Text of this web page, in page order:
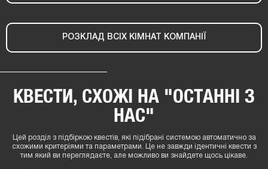
РОЗКЛАД ВСІХ КІМНАТ КОМПАНІЇ
КВЕСТИ, СХОЖІ НА "ОСТАННІ З
НАС"
Цей розділ з підбіркою квестів, які підібрані системою автоматично за
схожими критеріями та параметрами. Це не завжди ідентичні квести з
тим який ви переглядаєте, але можливо ви знайдете щось цікаве.